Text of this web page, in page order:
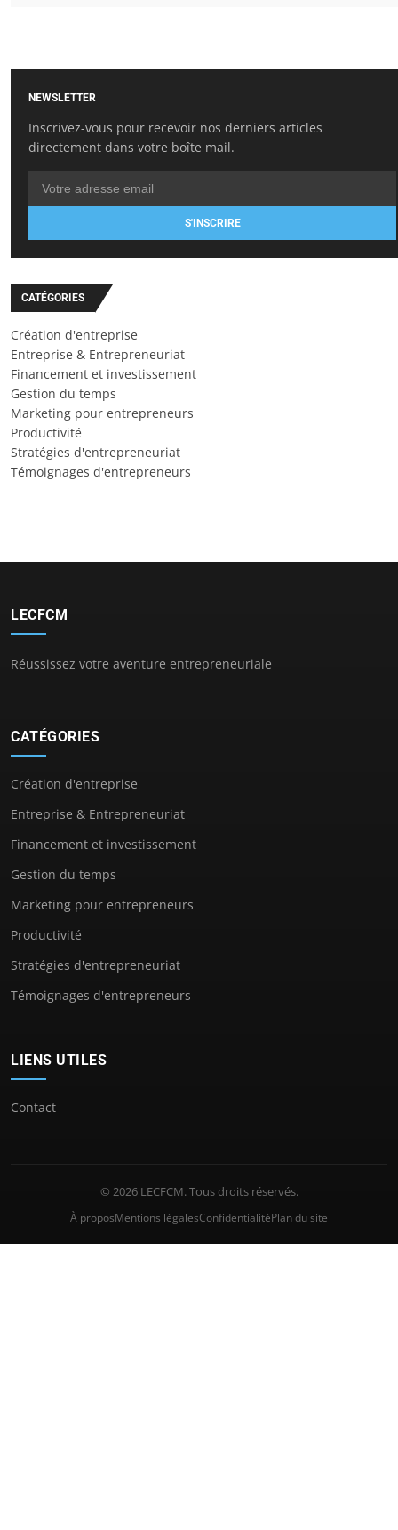
NEWSLETTER
Inscrivez-vous pour recevoir nos derniers articles
directement dans votre boîte mail.
S'INSCRIRE
CATÉGORIES
Création d'entreprise
Entreprise & Entrepreneuriat
Financement et investissement
Gestion du temps
Marketing pour entrepreneurs
Productivité
Stratégies d'entrepreneuriat
Témoignages d'entrepreneurs
LECFCM
Réussissez votre aventure entrepreneuriale
CATÉGORIES
Création d'entreprise
Entreprise & Entrepreneuriat
Financement et investissement
Gestion du temps
Marketing pour entrepreneurs
Productivité
Stratégies d'entrepreneuriat
Témoignages d'entrepreneurs
LIENS UTILES
Contact
© 2026 LECFCM. Tous droits réservés.
À proposMentions légalesConfidentialitéPlan du site